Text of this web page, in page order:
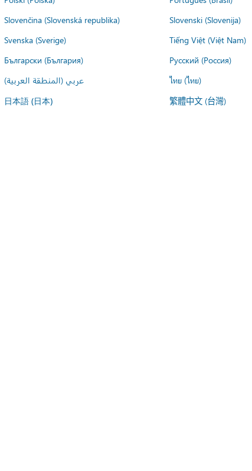
Slovenčina (Slovenská republika) Slovenski (Slovenija)
Svenska (Sverige) Tiếng Việt (Việt Nam)
Български (България) Русский (Россия)
عربي (المنطقة العربية) ไทย (ไทย)
日本語 (日本) 繁體中文 (台灣)